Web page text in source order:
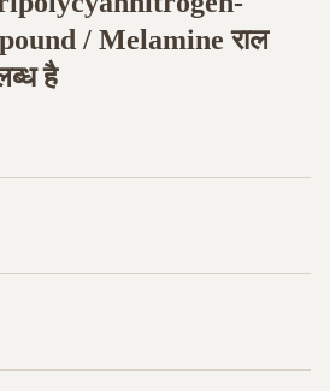
/ Melamine राल
है